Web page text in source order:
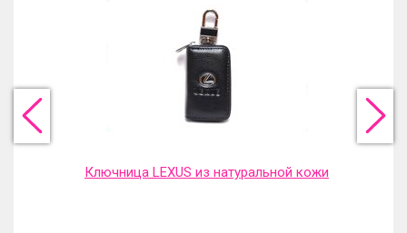
Ключница LEXUS из натуральной кожи